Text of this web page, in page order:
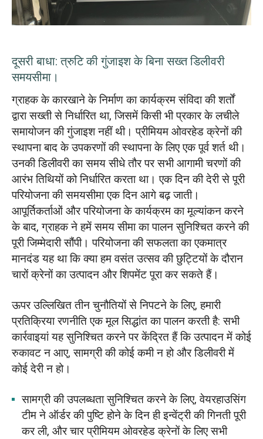
दूसरी बाधा: त्रुटि की गुंजाइश के बिना सख्त डिलीवरी
समयसीमा।
ग्राहक के कारखाने के निर्माण का कार्यक्रम संविदा की शर्तों
द्वारा सख्ती से निर्धारित था, जिसमें किसी भी प्रकार के लचीले
समायोजन की गुंजाइश नहीं थी। प्रीमियम ओवरहेड क्रेनों की
स्थापना बाद के उपकरणों की स्थापना के लिए एक पूर्व शर्त थी।
उनकी डिलीवरी का समय सीधे तौर पर सभी आगामी चरणों की
आरंभ तिथियों को निर्धारित करता था। एक दिन की देरी से पूरी
परियोजना की समयसीमा एक दिन आगे बढ़ जाती।
आपूर्तिकर्ताओं और परियोजना के कार्यक्रम का मूल्यांकन करने
के बाद, ग्राहक ने हमें समय सीमा का पालन सुनिश्चित करने की
पूरी जिम्मेदारी सौंपी। परियोजना की सफलता का एकमात्र
मानदंड यह था कि क्या हम वसंत उत्सव की छुट्टियों के दौरान
चारों क्रेनों का उत्पादन और शिपमेंट पूरा कर सकते हैं।
ऊपर उल्लिखित तीन चुनौतियों से निपटने के लिए, हमारी
प्रतिक्रिया रणनीति एक मूल सिद्धांत का पालन करती है: सभी
कार्रवाइयां यह सुनिश्चित करने पर केंद्रित हैं कि उत्पादन में कोई
रुकावट न आए, सामग्री की कोई कमी न हो और डिलीवरी में
कोई देरी न हो।
सामग्री की उपलब्धता सुनिश्चित करने के लिए, वेयरहाउसिंग
टीम ने ऑर्डर की पुष्टि होने के दिन ही इन्वेंट्री की गिनती पूरी
कर ली, और चार प्रीमियम ओवरहेड क्रेनों के लिए सभी